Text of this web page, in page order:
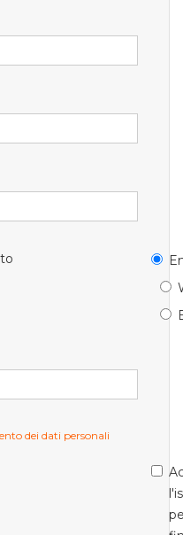
dei dati personali